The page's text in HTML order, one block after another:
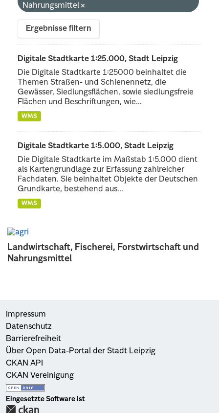
Landwirtschaft, Fischerei, Forstwirtschaft und
Nahrungsmittel
Nahrungsmittel
Ergebnisse filtern
Digitale Stadtkarte 1:25.000, Stadt Leipzig
Die Digitale Stadtkarte 1:25000 beinhaltet die
Themen Straßen- und Schienennetz, die
Gewässer, Siedlungsflächen, sowie siedlungsfreie
Flächen und Beschriftungen, wie...
WMS
Digitale Stadtkarte 1:5.000, Stadt Leipzig
Die Digitale Stadtkarte im Maßstab 1:5.000 dient
als Kartengrundlage zur Erfassung zahlreicher
Fachdaten. Sie beinhaltet Objekte der Deutschen
Grundkarte, bestehend aus...
WMS
Impressum
Datenschutz
Barrierefreiheit
Über Open Data-Portal der Stadt Leipzig
CKAN API
CKAN Vereinigung
Eingesetzte Software ist